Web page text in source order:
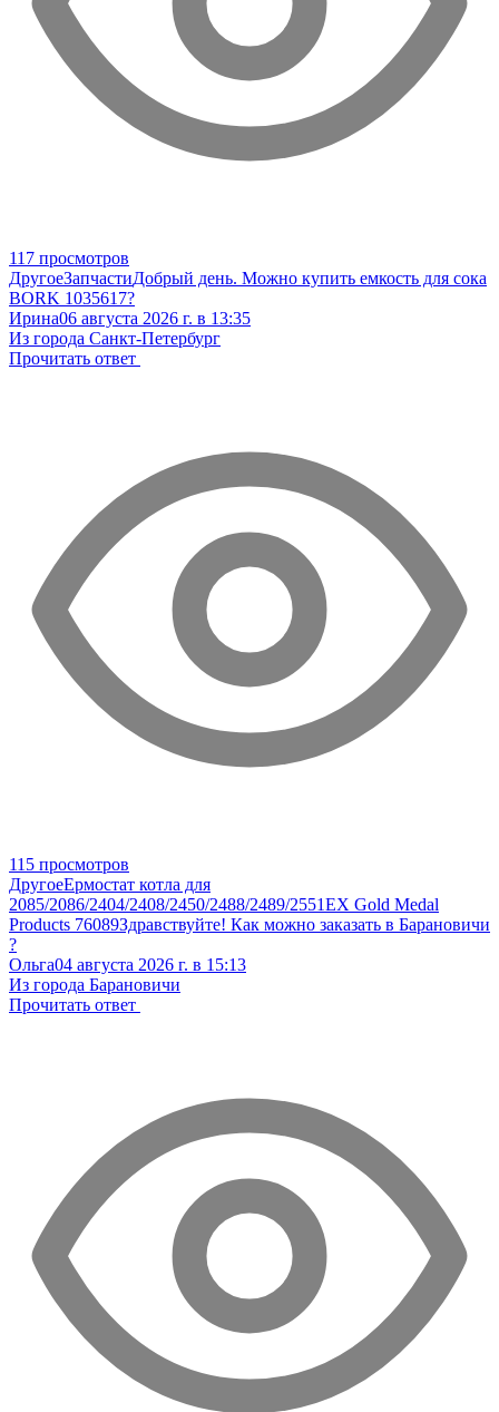
117 просмотров
ДругоеЗапчастиДобрый день. Можно купить емкость для сока
BORK 1035617?
Ирина06 августа 2026 г. в 13:35
Из города Санкт-Петербург
Прочитать ответ
115 просмотров
ДругоеЕрмостат котла для
2085/2086/2404/2408/2450/2488/2489/2551EX Gold Medal
Products 76089Здравствуйте! Как можно заказать в Барановичи
?
Ольга04 августа 2026 г. в 15:13
Из города Барановичи
Прочитать ответ